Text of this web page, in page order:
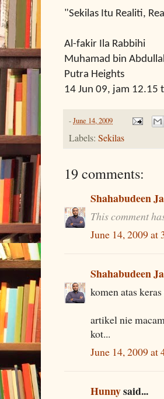
"Sekilas Itu Realiti,
Al-fakir Ila Rabbihi
Muhamad bin
Putra Heights
14 Jun 09, jam 12.15
-June 14, 2009
Labels: Sekilas
19 comments:
Shahabudeen
This comment
June 14, 2009 at
Shahabudeen
komen atas
artikel nie
kot...
June 14, 2009 at
Hunnysaid...